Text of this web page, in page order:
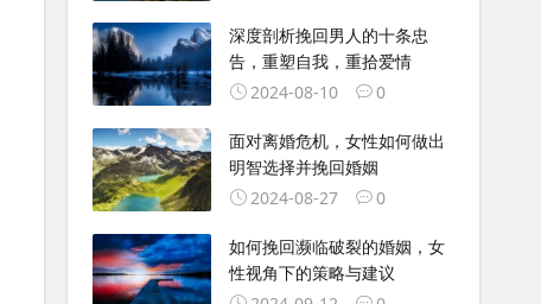
深度剖析挽回男人的十条忠
告，重塑自我，重拾爱情
2024-08-10
0
面对离婚危机，女性如何做出
明智选择并挽回婚姻
2024-08-27
0
如何挽回濒临破裂的婚姻，女
性视角下的策略与建议